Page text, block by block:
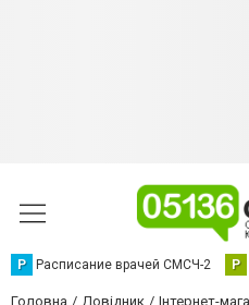
Р Расписание врачей СМСЧ-2 Р
Головна Довідник Інтернет-